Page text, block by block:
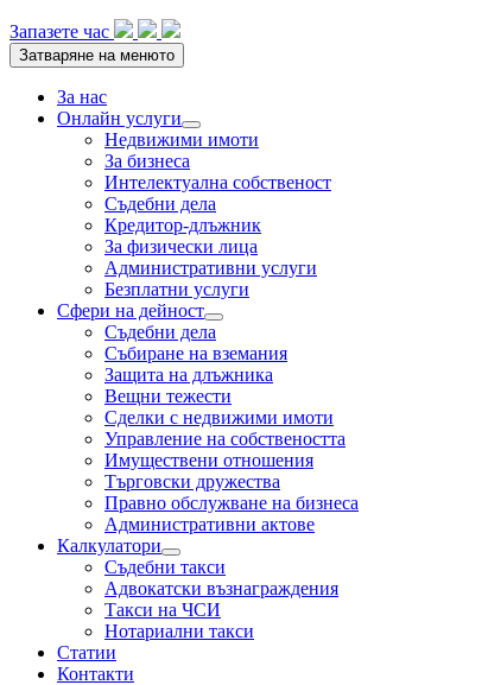
Запазете час
Затваряне на менюто
За нас
Онлайн услуги
Подменю
Недвижими имоти
За бизнеса
Интелектуална собственост
Съдебни дела
Кредитор-длъжник
За физически лица
Административни услуги
Безплатни услуги
Сфери на дейност
Подменю
Съдебни дела
Събиране на вземания
Защита на длъжника
Вещни тежести
Сделки с недвижими имоти
Управление на собствеността
Имуществени отношения
Търговски дружества
Правно обслужване на бизнеса
Административни актове
Калкулатори
Подменю
Съдебни такси
Адвокатски възнаграждения
Такси на ЧСИ
Нотариални такси
Статии
Контакти